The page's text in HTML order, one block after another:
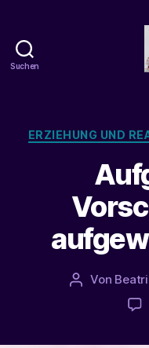
Suchen
ERZIEHUNG UND
Von